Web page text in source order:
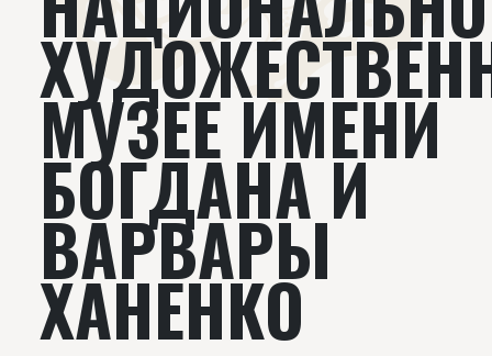
МУЗЕЕ ИМЕНИ
БОГДАНА И
ВАРВАРЫ
ХАНЕНКО